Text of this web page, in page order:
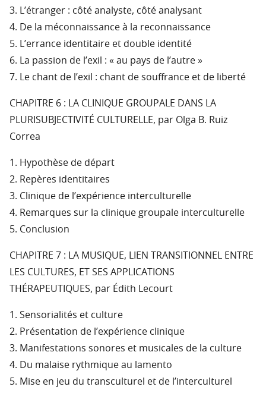
3. L’étranger : côté analyste, côté analysant
4. De la méconnaissance à la reconnaissance
5. L’errance identitaire et double identité
6. La passion de l’exil : « au pays de l’autre »
7. Le chant de l’exil : chant de souffrance et de liberté
CHAPITRE 6 : LA CLINIQUE GROUPALE DANS LA
PLURISUBJECTIVITÉ CULTURELLE, par Olga B. Ruiz
Correa
1. Hypothèse de départ
2. Repères identitaires
3. Clinique de l’expérience interculturelle
4. Remarques sur la clinique groupale interculturelle
5. Conclusion
CHAPITRE 7 : LA MUSIQUE, LIEN TRANSITIONNEL ENTRE
LES CULTURES, ET SES APPLICATIONS
THÉRAPEUTIQUES, par Édith Lecourt
1. Sensorialités et culture
2. Présentation de l’expérience clinique
3. Manifestations sonores et musicales de la culture
4. Du malaise rythmique au lamento
5. Mise en jeu du transculturel et de l’interculturel